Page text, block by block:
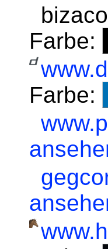
Farbe:
Farbe: